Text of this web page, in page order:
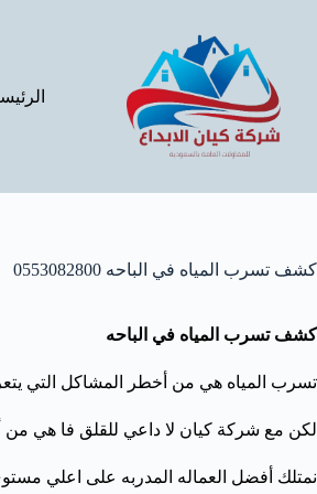
كشف تسرب المياه في الباحه 0553082800
كشف تسرب المياه في الباحه
تسرب المياه هي من أخطر المشاكل التي
لكن مع شركة كيان لا داعي للقلق فا هي من
نمتلك أفضل العماله المدربه على اعلي